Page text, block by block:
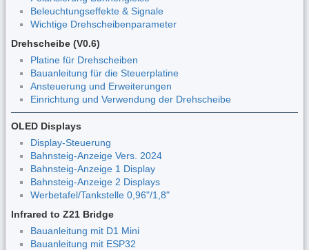
Beleuchtungseffekte & Signale
Wichtige Drehscheibenparameter
Drehscheibe (V0.6)
Platine für Drehscheiben
Bauanleitung für die Steuerplatine
Ansteuerung und Erweiterungen
Einrichtung und Verwendung der Drehscheibe
OLED Displays
Display-Steuerung
Bahnsteig-Anzeige Vers. 2024
Bahnsteig-Anzeige 1 Display
Bahnsteig-Anzeige 2 Displays
Werbetafel/Tankstelle 0,96"/1,8"
Infrared to Z21 Bridge
Bauanleitung mit D1 Mini
Bauanleitung mit ESP32